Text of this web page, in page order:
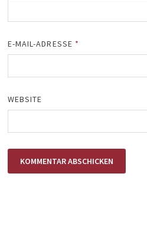
E-MAIL-ADRESSE *
WEBSITE